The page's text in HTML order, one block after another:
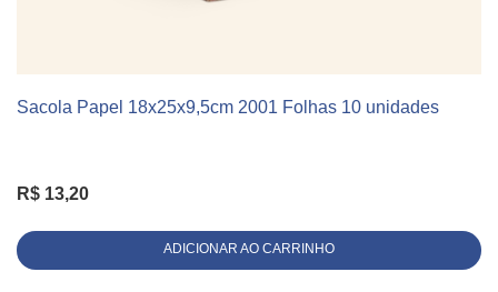
KIT 10 UNIDADES
Sacola Papel 18x25x9,5cm 2001 Folhas 10 unidades
R$ 13,20
ADICIONAR AO CARRINHO